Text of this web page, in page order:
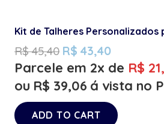
Kit de Talheres Personalizados
R$45,40 R$ 43,40
Parcele em 2x de R$
ou R$ 39,06 á vista no
ADD TO CART